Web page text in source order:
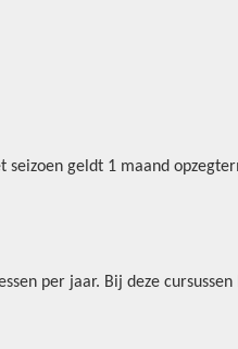
geldt 1 maand
per jaar. Bij deze